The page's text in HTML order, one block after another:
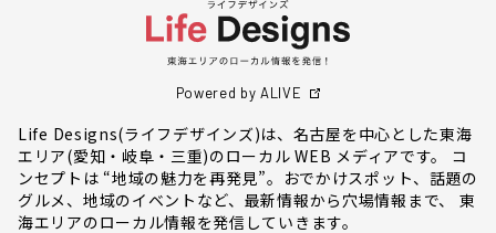
Powered by ALIVE
Life Designs(ライフデザインズ)は、名古屋を中心とした東海
エリア(愛知・岐阜・三重)のローカル WEB メディアです。 コ
ンセプトは “地域の魅力を再発見”。おでかけスポット、話題の
グルメ、地域のイベントなど、最新情報から穴場情報まで、 東
海エリアのローカル情報を発信していきます。